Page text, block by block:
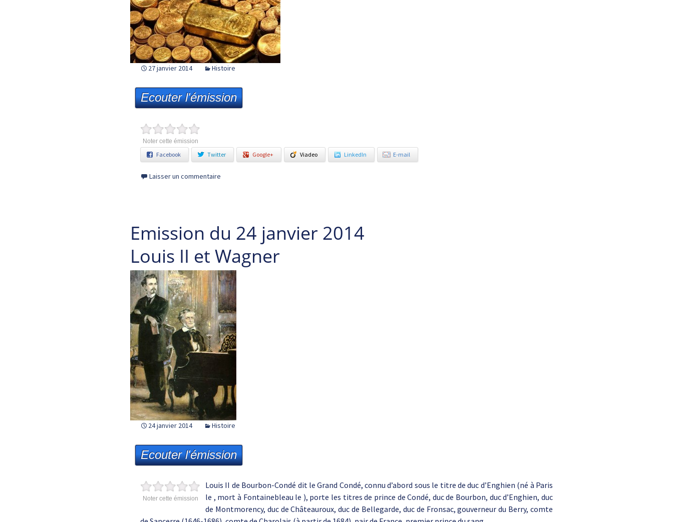
27 janvier 2014 Histoire
Ecouter l'émission
Noter cette émission
Facebook Twitter Google+ Viadeo LinkedIn E-mail
Laisser un commentaire
Emission du 24 janvier 2014
Louis II et Wagner
24 janvier 2014 Histoire
Ecouter l'émission
Noter cette émission
Louis II de Bourbon-Condé dit le Grand Condé, connu d’abord sous le titre de duc d’Enghien (né à Paris
le , mort à Fontainebleau le ), porte les titres de prince de Condé, duc de Bourbon, duc d’Enghien, duc
de Montmorency, duc de Châteauroux, duc de Bellegarde, duc de Fronsac, gouverneur du Berry, comte